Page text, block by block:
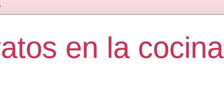
en la cocina